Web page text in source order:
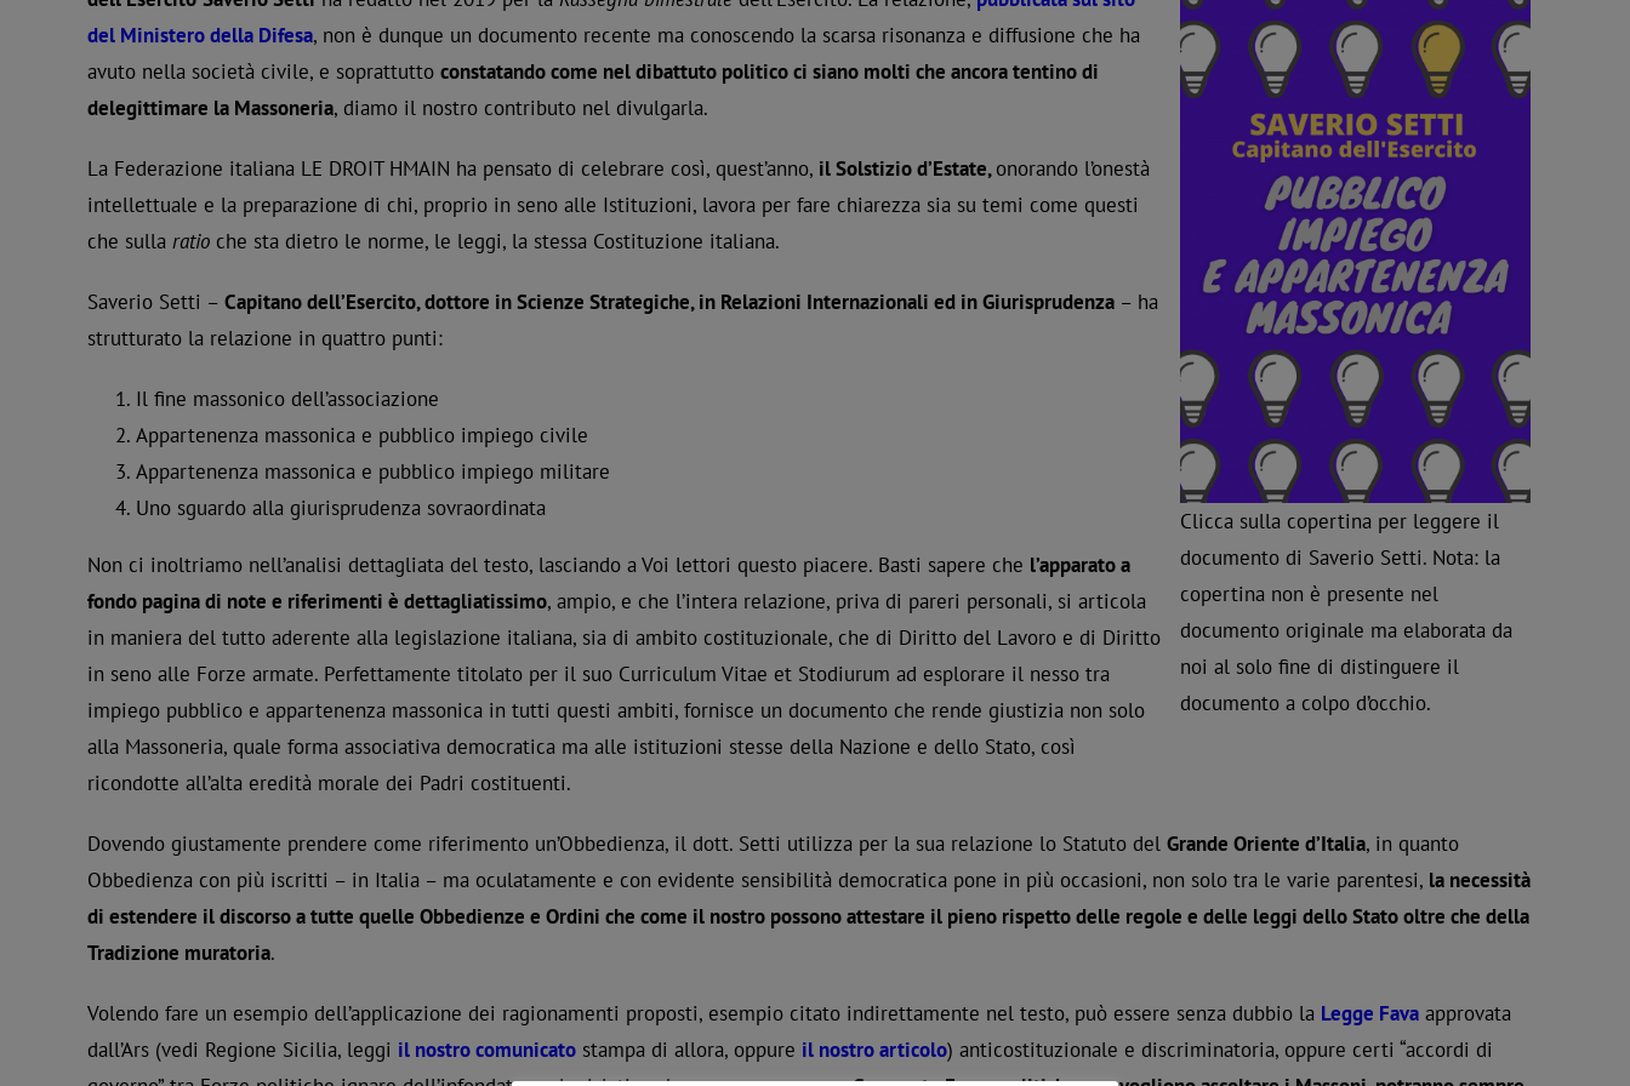
Clicca sulla copertina per leggere il
documento di Saverio Setti. Nota: la
copertina non è presente nel
documento originale ma elaborata da
noi al solo fine di distinguere il
documento a colpo d’occhio.
del Ministero della Difesa, non è dunque un documento recente ma conoscendo la scarsa risonanza e diffusione che ha
avuto nella società civile, e soprattutto constatando come nel dibattuto politico ci siano molti che ancora tentino di
delegittimare la Massoneria, diamo il nostro contributo nel divulgarla.
La Federazione italiana LE DROIT HMAIN ha pensato di celebrare così, quest’anno, il Solstizio d’Estate,onorando l’onestà
intellettuale e la preparazione di chi, proprio in seno alle Istituzioni, lavora per fare chiarezza sia su temi come questi
che sulla ratio che sta dietro le norme, le leggi, la stessa Costituzione italiana.
Saverio Setti – Capitano dell’Esercito, dottore in Scienze Strategiche, in Relazioni Internazionali ed in Giurisprudenza – ha
strutturato la relazione in quattro punti:
Il fine massonico dell’associazione
Appartenenza massonica e pubblico impiego civile
Appartenenza massonica e pubblico impiego militare
Uno sguardo alla giurisprudenza sovraordinata
Non ci inoltriamo nell’analisi dettagliata del testo, lasciando a Voi lettori questo piacere. Basti sapere che l’apparato a
fondo pagina di note e riferimenti è dettagliatissimo, ampio, e che l’intera relazione, priva di pareri personali, si articola
in maniera del tutto aderente alla legislazione italiana, sia di ambito costituzionale, che di Diritto del Lavoro e di Diritto
in seno alle Forze armate. Perfettamente titolato per il suo Curriculum Vitae et Stodiurum ad esplorare il nesso tra
impiego pubblico e appartenenza massonica in tutti questi ambiti, fornisce un documento che rende giustizia non solo
alla Massoneria, quale forma associativa democratica ma alle istituzioni stesse della Nazione e dello Stato, così
ricondotte all’alta eredità morale dei Padri costituenti.
Dovendo giustamente prendere come riferimento un’Obbedienza, il dott. Setti utilizza per la sua relazione lo Statuto del Grande Oriente d’Italia, in quanto
Obbedienza con più iscritti – in Italia – ma oculatamente e con evidente sensibilità democratica pone in più occasioni, non solo tra le varie parentesi, la necessità
di estendere il discorso a tutte quelle Obbedienze e Ordini che come il nostro possono attestare il pieno rispetto delle regole e delle leggi dello Stato oltre che della
Tradizione muratoria.
Volendo fare un esempio dell’applicazione dei ragionamenti proposti, esempio citato indirettamente nel testo, può essere senza dubbio la Legge Fava approvata
dall’Ars (vedi Regione Sicilia, leggi il nostro comunicato stampa di allora, oppure il nostro articolo) anticostituzionale e discriminatoria, oppure certi “accordi di